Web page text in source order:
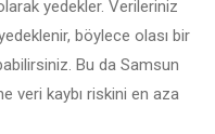
yedekler. Verileriniz
böylece olası bir
Bu da Samsun
veri kaybı riskini en aza